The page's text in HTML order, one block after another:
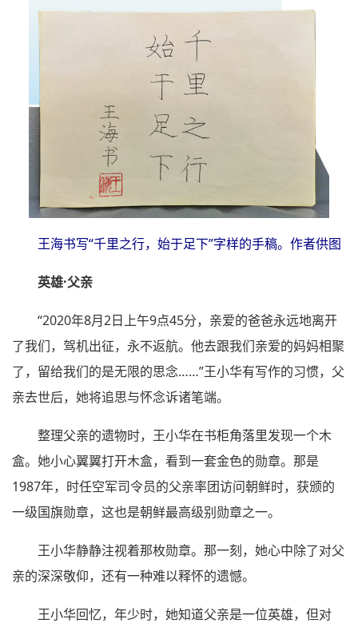
王海书写“千里之行，始于足下”字样的手稿。作者供图
英雄·父亲
“2020年8月2日上午9点45分，亲爱的爸爸永远地离开
了我们，驾机出征，永不返航。他去跟我们亲爱的妈妈相聚
了，留给我们的是无限的思念……”王小华有写作的习惯，父
亲去世后，她将追思与怀念诉诸笔端。
整理父亲的遗物时，王小华在书柜角落里发现一个木
盒。她小心翼翼打开木盒，看到一套金色的勋章。那是
1987年，时任空军司令员的父亲率团访问朝鲜时，获颁的
一级国旗勋章，这也是朝鲜最高级别勋章之一。
王小华静静注视着那枚勋章。那一刻，她心中除了对父
亲的深深敬仰，还有一种难以释怀的遗憾。
王小华回忆，年少时，她知道父亲是一位英雄，但对